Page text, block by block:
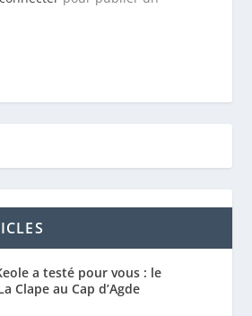
sur circuit
,Développement
la solution de paiement qui
sur Internet